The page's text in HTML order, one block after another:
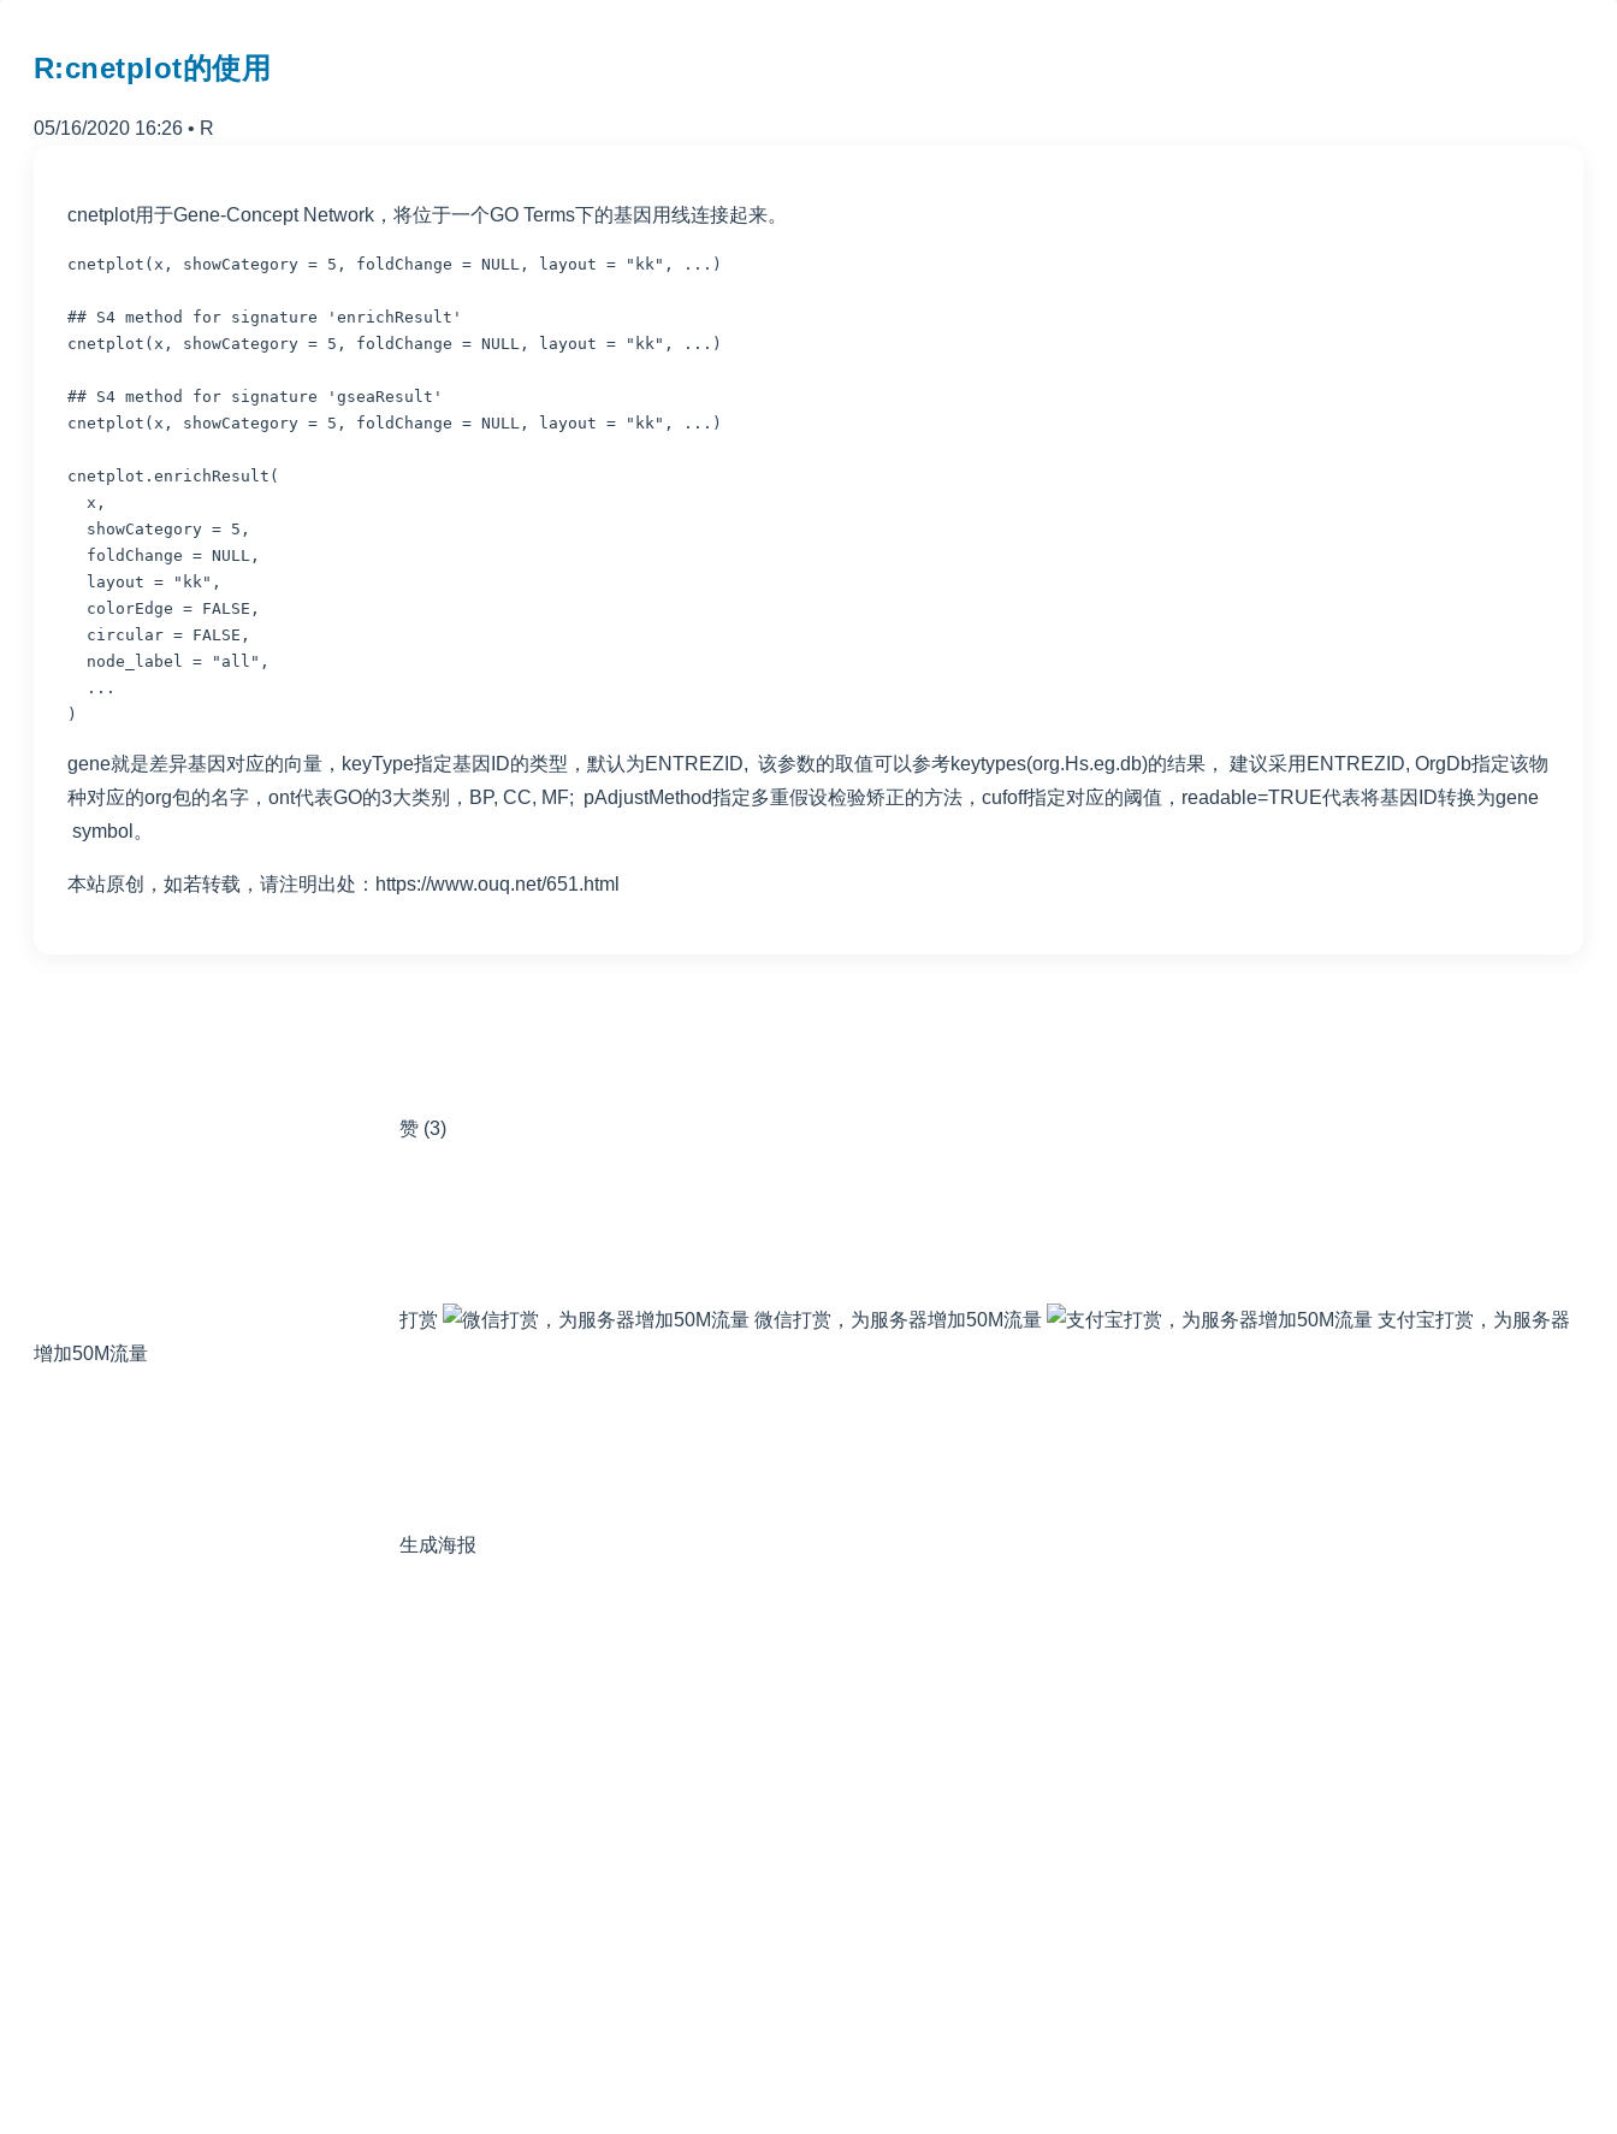
R:cnetplot的使用
05/16/2020 16:26 • R
cnetplot用于Gene-Concept Network，将位于一个GO Terms下的基因用线连接起来。
cnetplot ( x , showCategory = 5 , foldChange = NULL , layout = "kk" , ... )
## S4 method for signature 'enrichResult'
cnetplot ( x , showCategory = 5 , foldChange = NULL , layout = "kk" , ... )
## S4 method for signature 'gseaResult'
cnetplot ( x , showCategory = 5 , foldChange = NULL , layout = "kk" , ... )
cnetplot.enrichResult (
x ,
showCategory = 5 ,
foldChange = NULL ,
layout = "kk" ,
colorEdge = FALSE ,
circular = FALSE ,
node_label
= "all" ,
...
)
gene就是差异基因对应的向量，keyType指定基因ID的类型，默认为ENTREZID, 该参数的取值可以参考keytypes(org.Hs.eg.db)的结果， 建议采用ENTREZID, OrgDb指定该物
种对应的org包的名字，ont代表GO的3大类别，BP, CC, MF; pAdjustMethod指定多重假设检验矫正的方法，cufoff指定对应的阈值，readable=TRUE代表将基因ID转换为gene
symbol。
本站原创，如若转载，请注明出处：https://www.ouq.net/651.html
赞 (3)
打赏 微信打赏，为服务器增加50M流量
支付宝打赏，为服务器
增加50M流量
生成海报